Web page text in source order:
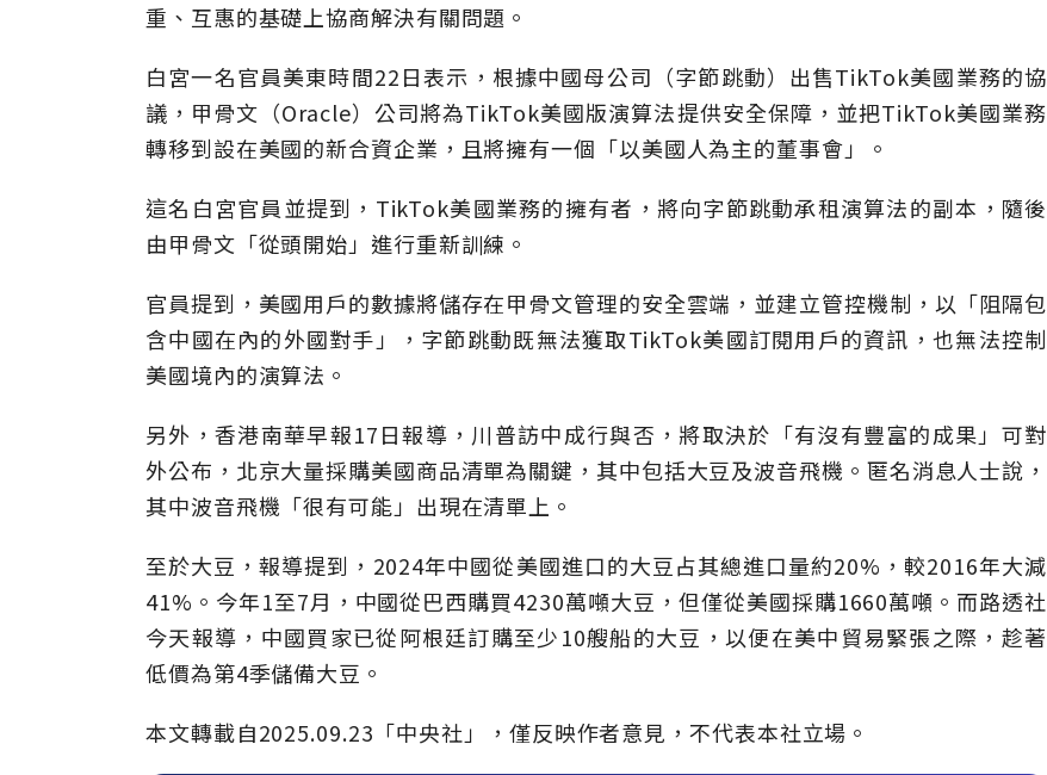
重、互惠的基礎上協商解決有關問題。
白宮一名官員美東時間22日表示，根據中國母公司（字節跳動）出售TikTok美國業務的協
議，甲骨文（Oracle）公司將為TikTok美國版演算法提供安全保障，並把TikTok美國業務
轉移到設在美國的新合資企業，且將擁有一個「以美國人為主的董事會」。
這名白宮官員並提到，TikTok美國業務的擁有者，將向字節跳動承租演算法的副本，隨後
由甲骨文「從頭開始」進行重新訓練。
官員提到，美國用戶的數據將儲存在甲骨文管理的安全雲端，並建立管控機制，以「阻隔包
含中國在內的外國對手」，字節跳動既無法獲取TikTok美國訂閱用戶的資訊，也無法控制
美國境內的演算法。
另外，香港南華早報17日報導，川普訪中成行與否，將取決於「有沒有豐富的成果」可對
外公布，北京大量採購美國商品清單為關鍵，其中包括大豆及波音飛機。匿名消息人士說，
其中波音飛機「很有可能」出現在清單上。
至於大豆，報導提到，2024年中國從美國進口的大豆占其總進口量約20%，較2016年大減
41%。今年1至7月，中國從巴西購買4230萬噸大豆，但僅從美國採購1660萬噸。而路透社
今天報導，中國買家已從阿根廷訂購至少10艘船的大豆，以便在美中貿易緊張之際，趁著
低價為第4季儲備大豆。
本文轉載自2025.09.23「中央社」，僅反映作者意見，不代表本社立場。